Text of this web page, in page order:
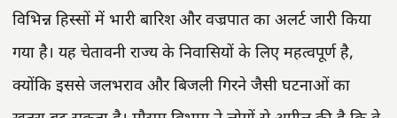
विभिन्न हिस्सों में भारी बारिश और वज्रपात का अलर्ट जारी किया
गया है। यह चेतावनी राज्य के निवासियों के लिए महत्वपूर्ण है,
क्योंकि इससे जलभराव और बिजली गिरने जैसी घटनाओं का